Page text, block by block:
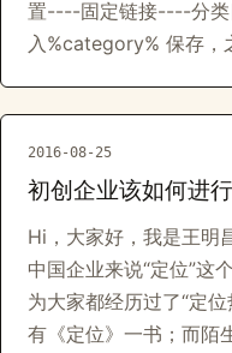
置----固定链接----分
入%category% 保存，
2016-08-25
初创企业该如何进
Hi，大家好，我是王明
中国企业来说“定位”这
为大家都经历过了“定
有《定位》一书；而陌